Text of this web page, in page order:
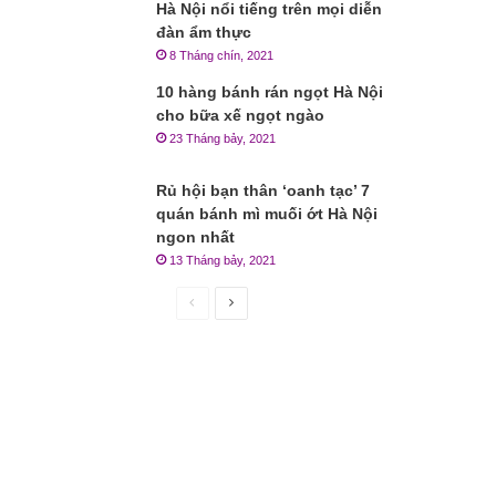
Hà Nội nổi tiếng trên mọi diễn
đàn ẩm thực
8 Tháng chín, 2021
10 hàng bánh rán ngọt Hà Nội
cho bữa xế ngọt ngào
23 Tháng bảy, 2021
Rủ hội bạn thân ‘oanh tạc’ 7
quán bánh mì muối ớt Hà Nội
ngon nhất
13 Tháng bảy, 2021
Trang